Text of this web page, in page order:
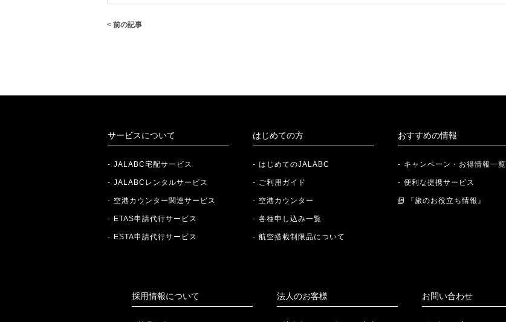
< 前の記事
サービスについて
JALABC宅配サービス
JALABCレンタルサービス
空港カウンター関連サービス
ETAS申請代行サービス
ESTA申請代行サービス
はじめての方
はじめてのJALABC
ご利用ガイド
空港カウンター
各種申し込み一覧
航空搭載制限品について
おすすめの情報
キャンペーン・お得情報一覧
便利な提携サービス
『旅のお役立ち情報』
採用情報について 法人のお客様 お問い合わせ